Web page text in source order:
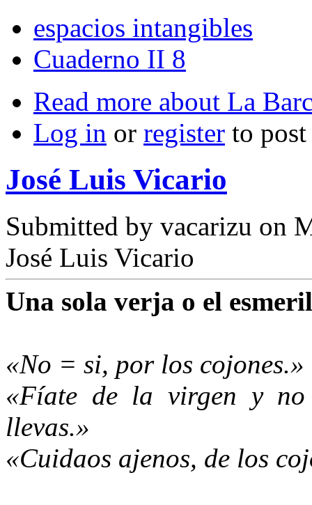
espacios intangibles
Cuaderno II 8
Read more about La
Log in or register to
José Luis Vicario
Submitted by vacarizu on
José Luis Vicario
Una sola verja o el
«No = si, por los cojones.»
«Fíate de la virgen y
llevas.»
«Cuidaos ajenos, de los